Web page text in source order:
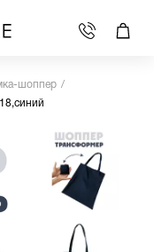
шоппер